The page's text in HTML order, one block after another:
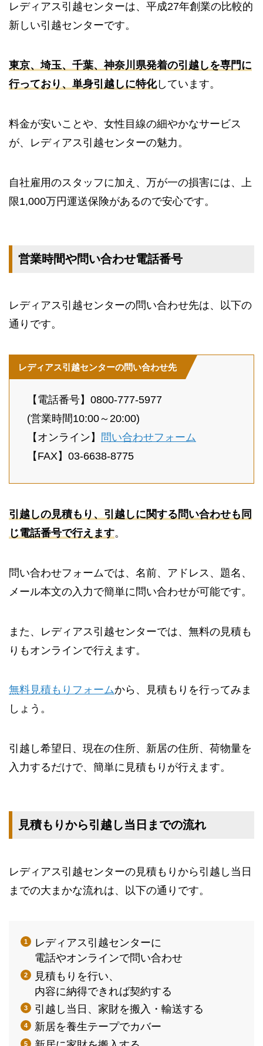
レディアス引越センターは、平成27年創業の比較的
新しい引越センターです。
東京、埼玉、千葉、神奈川県発着の引越しを専門に
行っており、単身引越しに特化しています。
料金が安いことや、女性目線の細やかなサービス
が、レディアス引越センターの魅力。
自社雇用のスタッフに加え、万が一の損害には、上
限1,000万円運送保険があるので安心です。
営業時間や問い合わせ電話番号
レディアス引越センターの問い合わせ先は、以下の
通りです。
レディアス引越センターの問い合わせ先
【電話番号】0800-777-5977
(​​営業時間10:00～20:00)
【オンライン】 問い合わせフォーム
【FAX】03-6638-8775
引越しの見積もり、引越しに関する問い合わせも同
じ電話番号で行えます。
問い合わせフォームでは、名前、アドレス、題名、
メール本文の入力で簡単に問い合わせが可能です。
また、レディアス引越センターでは、無料の見積も
りもオンラインで行えます。
無料見積もりフォームから、見積もりを行ってみま
しょう。
引越し希望日、現在の住所、新居の住所、荷物量を
入力するだけで、簡単に見積もりが行えます。
見積もりから引越し当日までの流れ
レディアス引越センターの見積もりから引越し当日
までの大まかな流れは、以下の通りです。
レディアス引越センターに
電話やオンラインで問い合わせ
見積もりを行い、
内容に納得できれば契約する
引越し当日、家財を搬入・輸送する
新居を養生テープでカバー